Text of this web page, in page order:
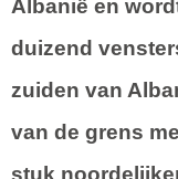
Albanië en
duizend
zuiden van
van de grens